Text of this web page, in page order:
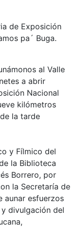
de Exposición
pa´ Buga.
al Valle
a abrir
Nacional
kilómetros
la tarde
y Fílmico del
la Biblioteca
Borrero, por
la Secretaría de
aunar esfuerzos
divulgación del